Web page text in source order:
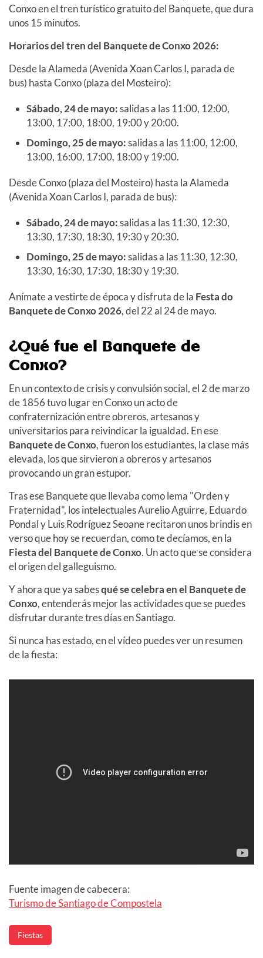
Conxo en el tren turístico gratuito del Banquete, que dura
unos 15 minutos.
Horarios del tren del Banquete de Conxo 2026:
Desde la Alameda (Avenida Xoan Carlos I, parada de
bus) hasta Conxo (plaza del Mosteiro):
Sábado, 24 de mayo:salidas a las 11:00, 12:00,
13:00, 17:00, 18:00, 19:00 y 20:00.
Domingo, 25 de mayo:salidas a las 11:00, 12:00,
13:00, 16:00, 17:00, 18:00 y 19:00.
Desde Conxo (plaza del Mosteiro) hasta la Alameda
(Avenida Xoan Carlos I, parada de bus):
Sábado, 24 de mayo:salidas a las 11:30, 12:30,
13:30, 17:30, 18:30, 19:30 y 20:30.
Domingo, 25 de mayo:salidas a las 11:30, 12:30,
13:30, 16:30, 17:30, 18:30 y 19:30.
Anímate a vestirte de época y disfruta de la Festa do
Banquete de Conxo 2026, del 22 al 24de mayo.
¿Qué fue el Banquete de
Conxo?
En un contexto de crisis y convulsión social, el 2 de marzo
de 1856 tuvo lugar en Conxo un acto de
confraternización entre obreros, artesanos y
universitarios para reivindicar la igualdad. En ese
Banquete de Conxo, fueron los estudiantes, la clase más
elevada, los que sirvieron a obreros y artesanos
provocando un gran estupor.
Tras ese Banquete que llevaba como lema "Orden y
Fraternidad", los intelectuales Aurelio Aguirre, Eduardo
Pondal y Luis Rodríguez Seoane recitaron unos brindis en
verso que hoy se recuerdan, como te decíamos, en la
Fiesta del Banquete de Conxo. Un acto que se considera
el origen del galleguismo.
Y ahora que ya sabesqué se celebra en el Banquete de
Conxo, entenderás mejor las actividades que se puedes
disfrutar durante tres días en Santiago.
Si nunca has estado, en el vídeo puedes ver un resumen
de la fiesta:
Fuente imagen de cabecera:
Turismo de Santiago de Compostela
Fiestas